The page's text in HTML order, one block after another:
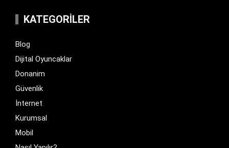
KATEGORILER
Blog
Dijital Oyuncaklar
Donanim
Güvenlik
İnternet
Kurumsal
Mobil